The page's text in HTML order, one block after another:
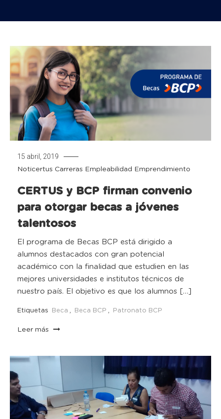
15 abril, 2019
Noticertus Carreras Empleabilidad Emprendimiento
CERTUS y BCP firman convenio
para otorgar becas a jóvenes
talentosos
El programa de Becas BCP está dirigido a
alumnos destacados con gran potencial
académico con la finalidad que estudien en las
mejores universidades e institutos técnicos de
nuestro país. El objetivo es que los alumnos […]
Etiquetas Beca , Beca BCP , Patronato BCP
Leer más